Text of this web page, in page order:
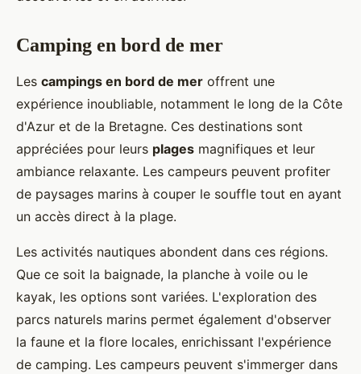
Camping en bord de mer
Les campings en bord de mer offrent une
expérience inoubliable, notamment le long de la Côte
d'Azur et de la Bretagne. Ces destinations sont
appréciées pour leurs plages magnifiques et leur
ambiance relaxante. Les campeurs peuvent profiter
de paysages marins à couper le souffle tout en ayant
un accès direct à la plage.
Les activités nautiques abondent dans ces régions.
Que ce soit la baignade, la planche à voile ou le
kayak, les options sont variées. L'exploration des
parcs naturels marins permet également d'observer
la faune et la flore locales, enrichissant l'expérience
de camping. Les campeurs peuvent s'immerger dans